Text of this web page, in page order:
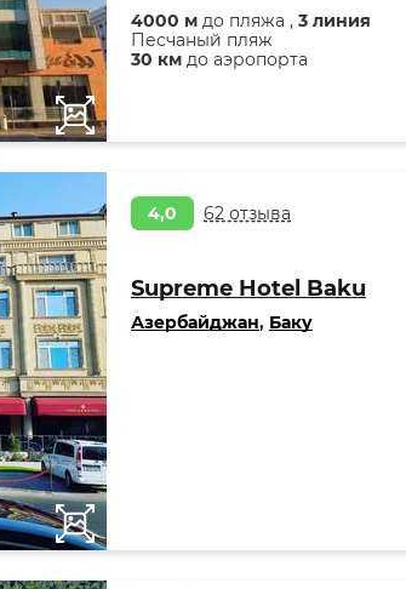
4000 м до пляжа , 3 линия
Песчаный пляж
30 км до аэропорта
4,0 62 отзыва
Supreme Hotel Baku
Азербайджан, Баку